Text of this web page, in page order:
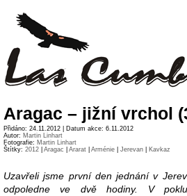
Aragac – jižní vrchol
Přidáno: 24.11.2012 | Datum akce: 6.11.2012
Autor: Martin Linhart
Fotografie: Martin Linhart
Štítky: 2012 Aragac Ararat Arménie Jerevan Kavkaz
Uzavřeli jsme první den jednání v
odpoledne ve dvě hodiny. V